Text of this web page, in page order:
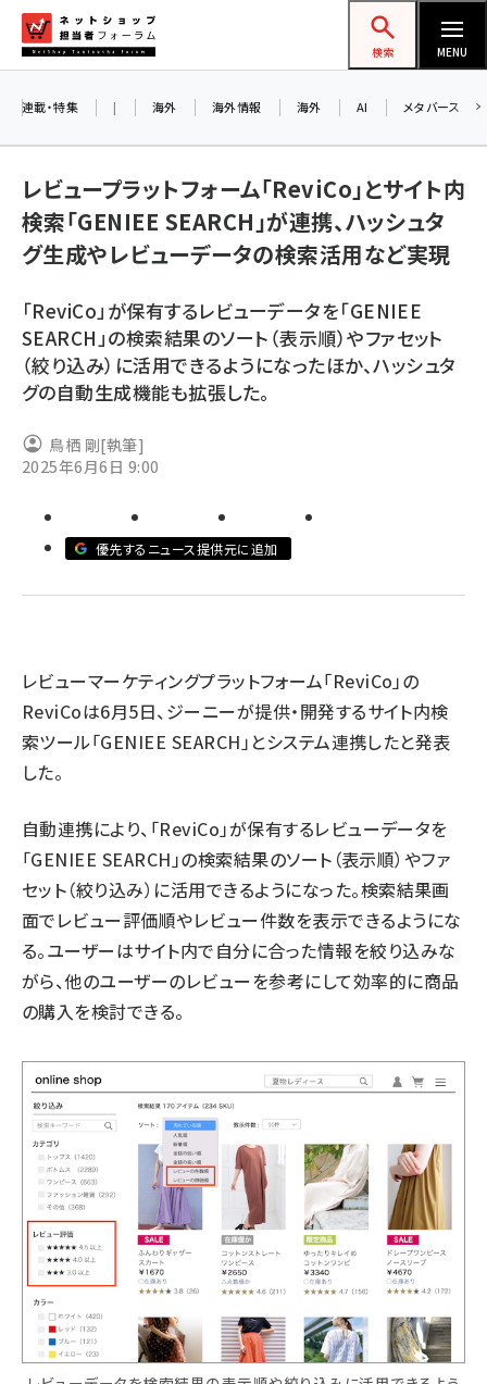
ン
ネットショップ担当者フォーラム
検索 MENU
amazon (2258)
楽天 (1874)
ecbeing (1211)
アスクル (1122)
base (1083)
revico (744)
連載・特集 | 海外 海外情報 海外 AI メタバース
レビュープラットフォーム「ReviCo」とサイト内
検索「GENIEE SEARCH」が連携、ハッシュタ
グ生成やレビューデータの検索活用など実現
「ReviCo」が保有するレビューデータを「GENIEE
SEARCH」の検索結果のソート（表示順）やファセット
（絞り込み）に活用できるようになったほか、ハッシュタ
グの自動生成機能も拡張した。
鳥栖 剛[執筆]
2025年6月6日 9:00
優先するニュース提供元に追加
レビューマーケティングプラットフォーム「ReviCo」の
ReviCoは6月5日、ジーニーが提供・開発するサイト内検
索ツール「GENIEE SEARCH」とシステム連携したと発表
した。
自動連携により、「ReviCo」が保有するレビューデータを
「GENIEE SEARCH」の検索結果のソート（表示順）やファ
セット（絞り込み）に活用できるようになった。検索結果画
面でレビュー評価順やレビュー件数を表示できるようにな
る。ユーザーはサイト内で自分に合った情報を絞り込みな
がら、他のユーザーのレビューを参考にして効率的に商品
の購入を検討できる。